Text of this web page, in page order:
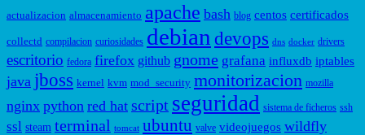
actualizacion almacenamiento apache bash blog centos certificados
collectd compilacion curiosidades debian devops dns docker drivers
escritorio fedora firefox github gnome grafana influxdb iptables
java jboss kernel kvm mod_security monitorizacion mozilla
nginx python red hat script seguridad sistema de ficheros ssh
ssl steam terminal tomcat ubuntu valve videojuegos wildfly